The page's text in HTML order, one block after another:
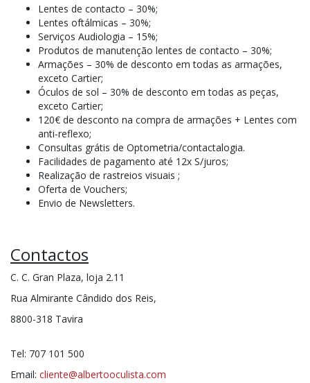
Lentes de contacto – 30%;
Lentes oftálmicas – 30%;
Serviços Audiologia – 15%;
Produtos de manutenção lentes de contacto – 30%;
Armações – 30% de desconto em todas as armações,
exceto Cartier;
Óculos de sol – 30% de desconto em todas as peças,
exceto Cartier;
120€ de desconto na compra de armações + Lentes com
anti-reflexo;
Consultas grátis de Optometria/contactalogia.
Facilidades de pagamento até 12x S/juros;
Realização de rastreios visuais ;
Oferta de Vouchers;
Envio de Newsletters.
Contactos
C. C. Gran Plaza, loja 2.11
Rua Almirante Cândido dos Reis,
8800-318 Tavira
Tel: 707 101 500
Email: cliente@albertooculista.com